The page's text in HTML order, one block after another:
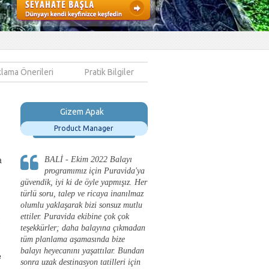
Önerileri Pratik Bilgiler
Her
mutlu
Bundan
için
Cagri Arslan
Robotik Mühendisi
BALI - Haziran 2019 Genel
manada tur şirketlerine karşı
mesafeli olsak da tavsiye üzerine
eşimle beraber Bali seyahatimiz için
iyi ki Puravida’yı seçtik diyebilirim.
Havaalanı transferine bindiğimiz
andan itibaren kafamızdaki
tedirginliklerin gidip dünyanın hiç
bilmediğimiz bir noktasında dahi
rahatça tatil yapabilme fırsatını